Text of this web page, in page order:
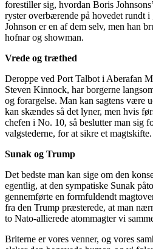
forestiller sig, hvordan Boris
ryster overbærende på hovedet rundt i
Johnson er en af dem selv, men han
hofnar og showman.
Vrede og træthed
Deroppe ved Port Talbot i Aberafan
Steven Kinnock, har borgerne
og forargelse. Man kan sagtens være
kan skændes så det lyner, men hvis
chefen i No. 10, så beslutter man sig
valgstederne, for at sikre et magtskifte.
Sunak og Trump
Det bedste man kan sige om den
egentlig, at den sympatiske Sunak
gennemførte en formfuldendt
fra den Trump præsterede, at man
to Nato-allierede atommagter vi
Briterne er vores venner, og vores